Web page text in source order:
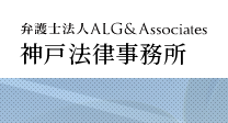
神戸法律事務所